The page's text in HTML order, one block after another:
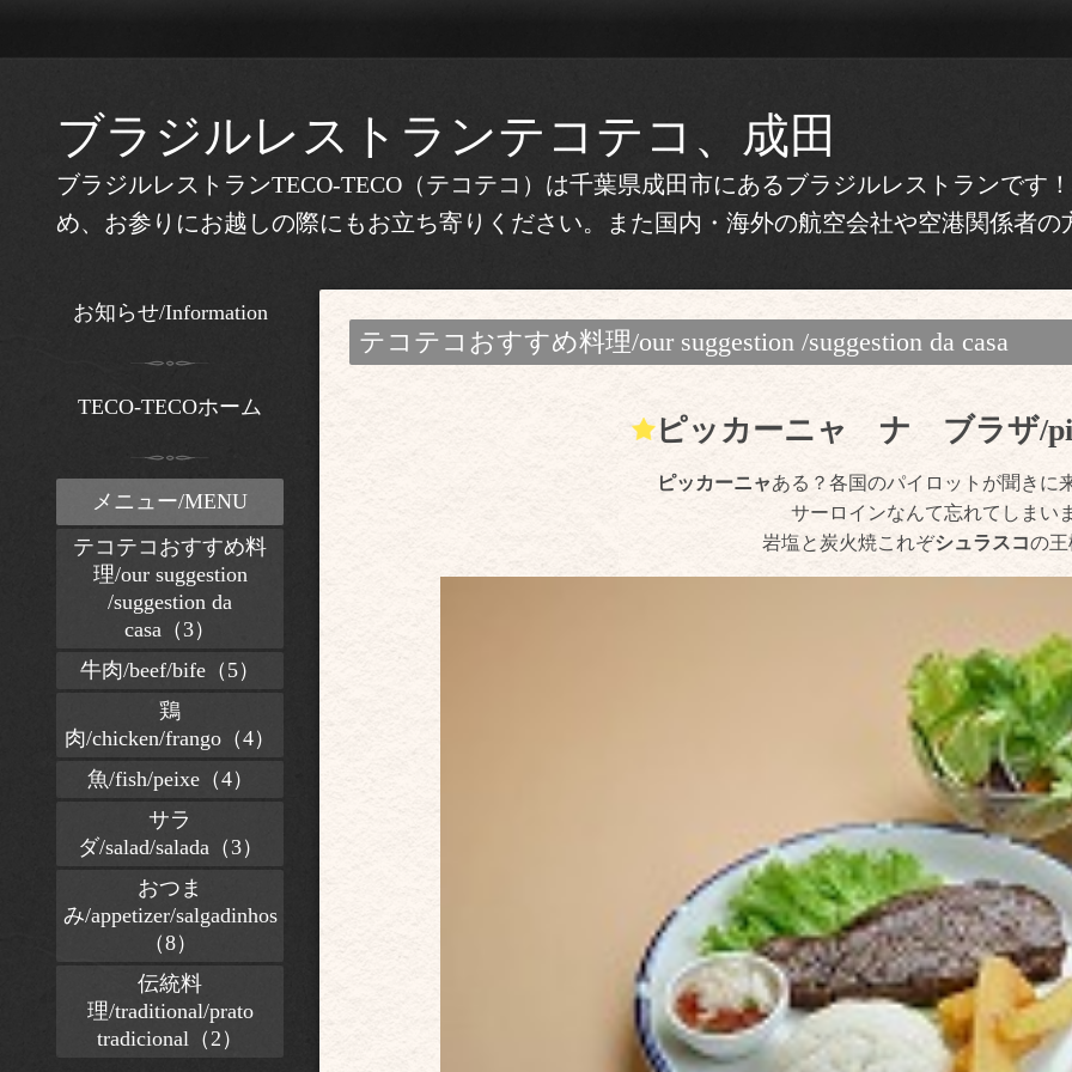
ブラジルレストランテコテコ、成田
ブラジルレストランTECO-TECO（テコテコ）は千葉県成田市にあるブラジルレストランです
め、お参りにお越しの際にもお立ち寄りください。また国内・海外の航空会社や空港関係者
テコテコおすすめ料理/our suggestion /suggestion da casa
ピッカーニャ ナ ブラザ/
ピッカーニャある？各国のパイロットが聞きに
サーロインなんて忘れてしまい
岩塩と炭火焼これぞシュラスコの
お知らせ/Information
TECO-TECOホーム
メニュー/MENU
テコテコおすすめ料
理/our suggestion
/suggestion da
casa（3）
牛肉/beef/bife（5）
鶏
肉/chicken/frango（4）
魚/fish/peixe（4）
サラ
ダ/salad/salada（3）
おつま
み/appetizer/salgadinhos
（8）
伝統料
理/traditional/prato
tradicional（2）